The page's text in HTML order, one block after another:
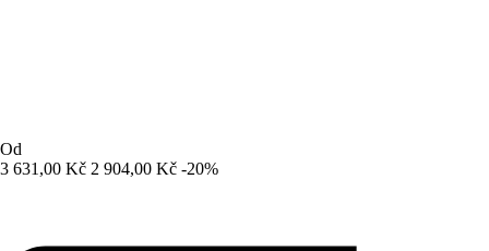
Od
3 631,00 Kč 2 904,00 Kč -20%